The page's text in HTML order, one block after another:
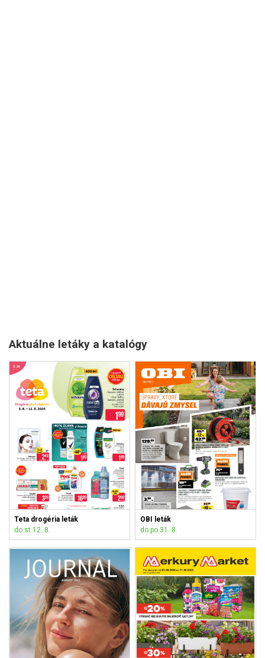
Aktuálne letáky a katalógy
Teta drogéria leták
do st 12. 8.
OBI leták
do po 31. 8.